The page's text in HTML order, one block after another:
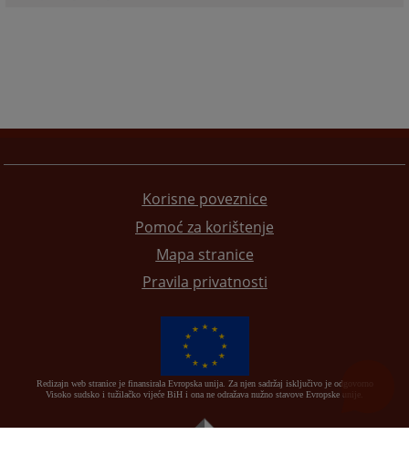
Korisne poveznice
Pomoć za korištenje
Mapa stranice
Pravila privatnosti
Redizajn web stranice je finansirala Evropska unija. Za njen sadržaj isključivo je odgovorno
Visoko sudsko i tužilačko vijeće BiH i ona ne odražava nužno stavove Evropske unije.